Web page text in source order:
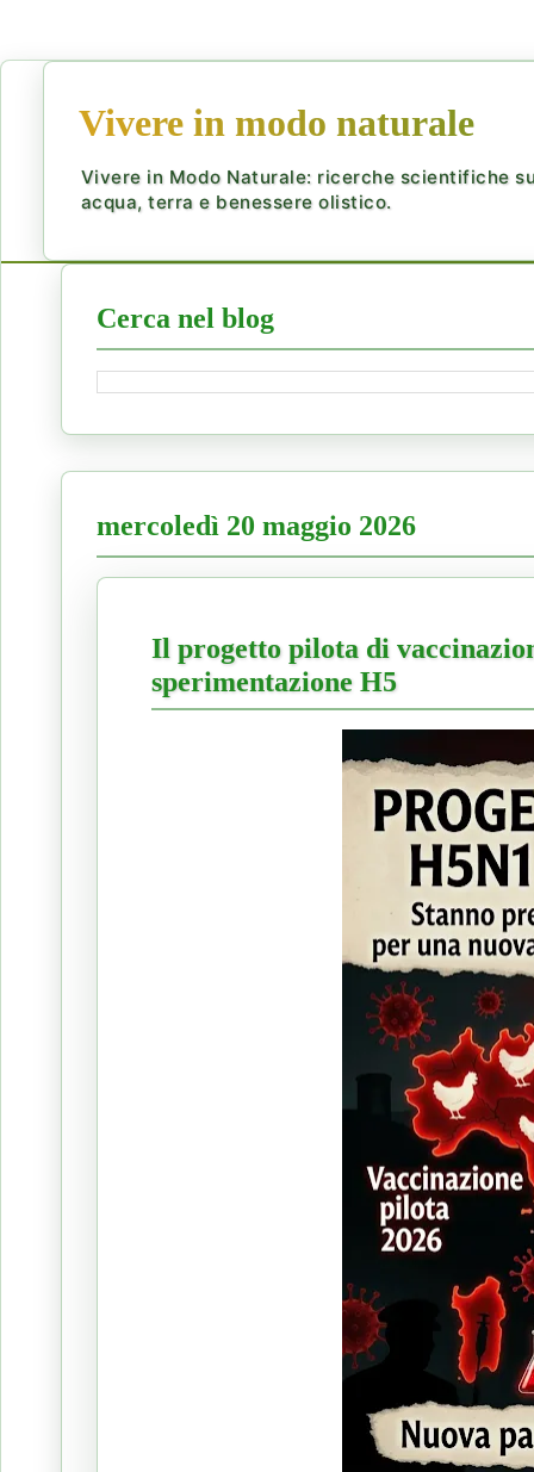
Vivere in modo naturale
Vivere in Modo Naturale: ricerche scientifiche
acqua, terra e benessere olistico.
Cerca nel blog
mercoledì 20 maggio 2026
Il progetto pilota di
sperimentazione H5